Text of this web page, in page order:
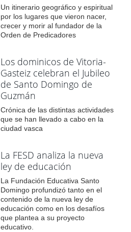
Un itinerario geográfico y espiritual
por los lugares que vieron nacer,
crecer y morir al fundador de la
Orden de Predicadores
Los dominicos de Vitoria-
Gasteiz celebran el Jubileo
de Santo Domingo de
Guzmán
Crónica de las distintas actividades
que se han llevado a cabo en la
ciudad vasca
La FESD analiza la nueva
ley de educación
La Fundación Educativa Santo
Domingo profundizó tanto en el
contenido de la nueva ley de
educación como en los desafíos
que plantea a su proyecto
educativo.